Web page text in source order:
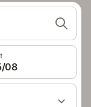
08